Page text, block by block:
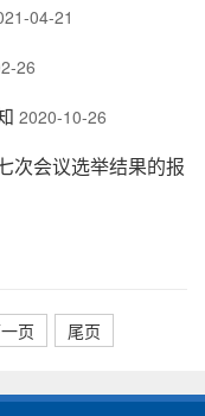
04-21
26
2020-10-26
次会议选举结果的报
页 尾页